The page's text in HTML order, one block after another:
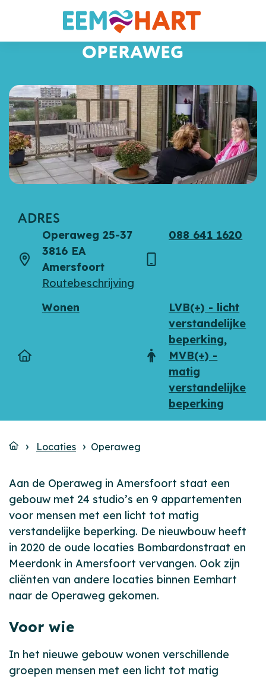
OPERAWEG
ADRES
Adres
Operaweg 25-37
3816 EA
Amersfoort
Routebeschrijving
Telefoon
088 641 1620
Type
Wonen
Doelgroep
LVB(+) - licht
verstandelijke
beperking,
MVB(+) -
matig
verstandelijke
beperking
Locaties Operaweg
Aan de Operaweg in Amersfoort staat een
gebouw met 24 studio’s en 9 appartementen
voor mensen met een licht tot matig
verstandelijke beperking. De nieuwbouw heeft
in 2020 de oude locaties Bombardonstraat en
Meerdonk in Amersfoort vervangen. Ook zijn
cliënten van andere locaties binnen Eemhart
naar de Operaweg gekomen.
Voor wie
In het nieuwe gebouw wonen verschillende
groepen mensen met een licht tot matig